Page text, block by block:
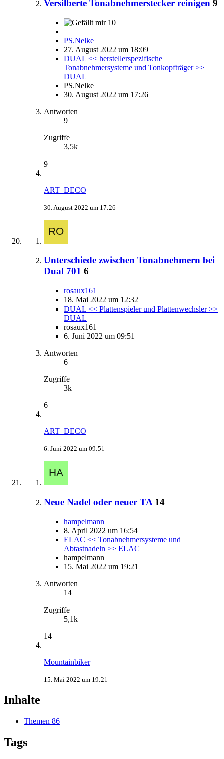
Versilberte Tonabnehmerstecker reinigen 9
10
PS.Nelke
27. August 2022 um 18:09
DUAL << herstellerspezifische
Tonabnehmersysteme und Tonkopfträger >>
DUAL
PS.Nelke
30. August 2022 um 17:26
Antworten
9
Zugriffe
3,5k
9
ART_DECO
30. August 2022 um 17:26
Unterschiede zwischen Tonabnehmern bei
Dual 701 6
rosaux161
18. Mai 2022 um 12:32
DUAL << Plattenspieler und Plattenwechsler >>
DUAL
rosaux161
6. Juni 2022 um 09:51
Antworten
6
Zugriffe
3k
6
ART_DECO
6. Juni 2022 um 09:51
Neue Nadel oder neuer TA 14
hampelmann
8. April 2022 um 16:54
ELAC << Tonabnehmersysteme und
Abtastnadeln >> ELAC
hampelmann
15. Mai 2022 um 19:21
Antworten
14
Zugriffe
5,1k
14
Mountainbiker
15. Mai 2022 um 19:21
Inhalte
Themen 86
Tags